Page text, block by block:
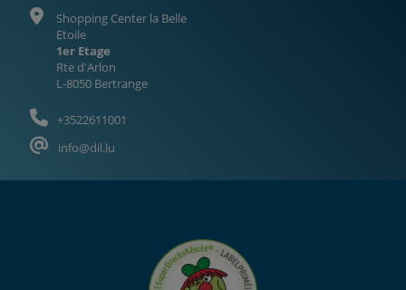
Shopping Center la Belle
Etoile
1er Etage
Rte d'Arlon
L-8050 Bertrange
+3522611001
info@dil.lu